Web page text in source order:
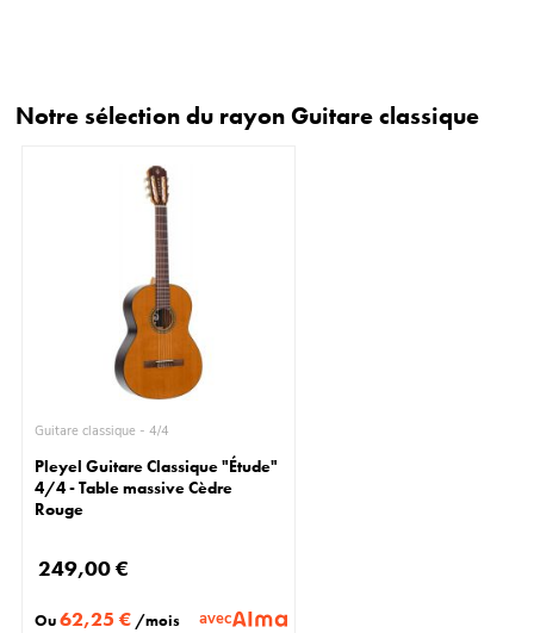
Notre sélection du rayon Guitare classique
Guitare classique - 4/4
Pleyel Guitare Classique "Étude"
4/4 - Table massive Cèdre
Rouge
249,00 €
Ou62,25 € /mois avec